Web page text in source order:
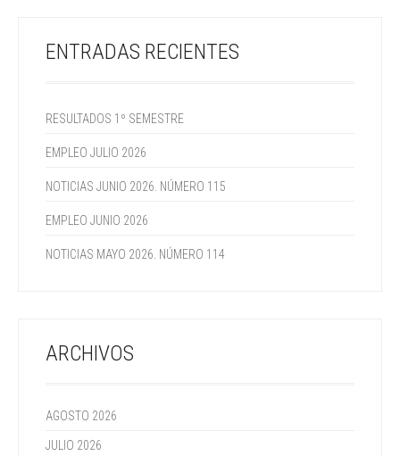
ENTRADAS RECIENTES
RESULTADOS 1º SEMESTRE
EMPLEO JULIO 2026
NOTICIAS JUNIO 2026. NÚMERO 115
EMPLEO JUNIO 2026
NOTICIAS MAYO 2026. NÚMERO 114
ARCHIVOS
AGOSTO 2026
JULIO 2026